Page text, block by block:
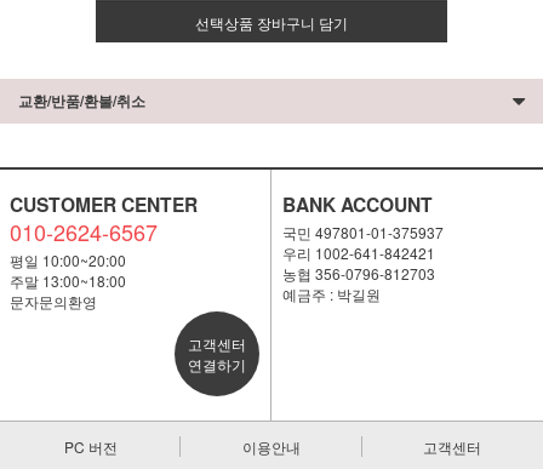
선택상품 장바구니 담기
교환/반품/환불/취소
CUSTOMER CENTER
010-2624-6567
평일 10:00~20:00
주말 13:00~18:00
문자문의환영
고객센터
연결하기
BANK ACCOUNT
국민 497801-01-375937
우리 1002-641-842421
농협 356-0796-812703
예금주 : 박길원
PC 버전 이용안내 고객센터